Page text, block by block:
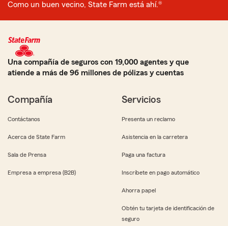
Como un buen vecino, State Farm está ahí.®
Una compañía de seguros con 19,000 agentes y que
atiende a más de 96 millones de pólizas y cuentas
Compañía
Contáctanos
Acerca de State Farm
Sala de Prensa
Empresa a empresa (B2B)
Servicios
Presenta un reclamo
Asistencia en la carretera
Paga una factura
Inscríbete en pago automático
Ahorra papel
Obtén tu tarjeta de identificación de
seguro